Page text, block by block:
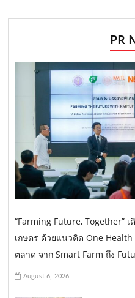
PR
“Farming Future, Together”
เกษตร ด้วยแนวคิด One
ตลาด จาก Smart Farm ถึง
August 6, 2026